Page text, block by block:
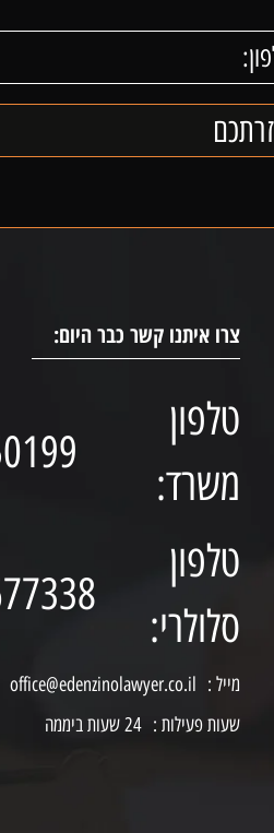
צרו איתנו קשר כבר היום:
טלפון
משרד:
טלפון
סלולרי:
מייל : office@edenzinolawyer.co.il
שעות פעילות : 24 שעות ביממה